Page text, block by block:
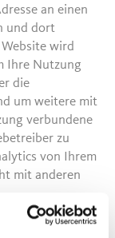
an einen
und dort
wird
Ihre Nutzung
die
um weitere mit
verbundene
zu
von Ihrem
mit anderen
eine